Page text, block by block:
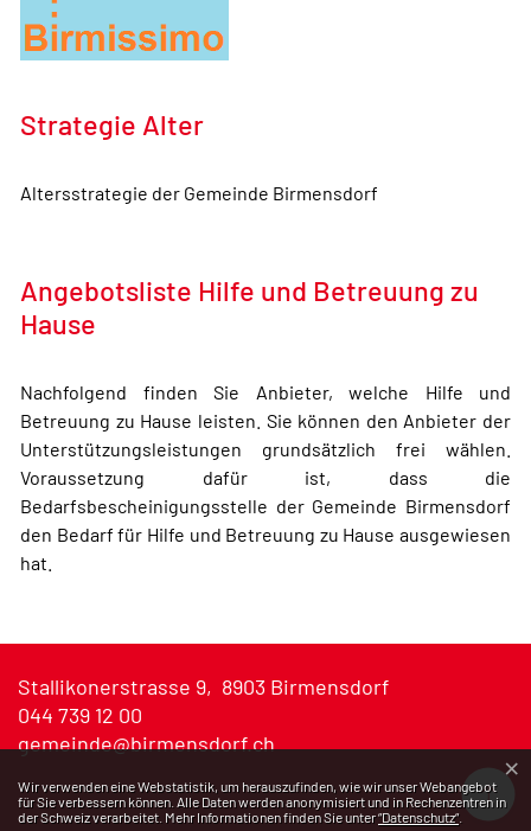
Strategie Alter
Altersstrategie der Gemeinde Birmensdorf
Angebotsliste Hilfe und Betreuung zu
Hause
Nachfolgend finden Sie Anbieter, welche Hilfe und
Betreuung zu Hause leisten. Sie können den Anbieter der
Unterstützungsleistungen grundsätzlich frei wählen.
Voraussetzung dafür ist, dass die
Bedarfsbescheinigungsstelle der Gemeinde Birmensdorf
den Bedarf für Hilfe und Betreuung zu Hause ausgewiesen
hat.
Stallikonerstrasse 9, 8903 Birmensdorf
044 739 12 00
gemeinde@birmensdorf.ch
Webstatistik
Wir verwenden eine Webstatistik, um herauszufinden, wie wir unser Webangebot
für Sie verbessern können. Alle Daten werden anonymisiert und in Rechenzentren in
der Schweiz verarbeitet. Mehr Informationen finden Sie unter“Datenschutz“.
×